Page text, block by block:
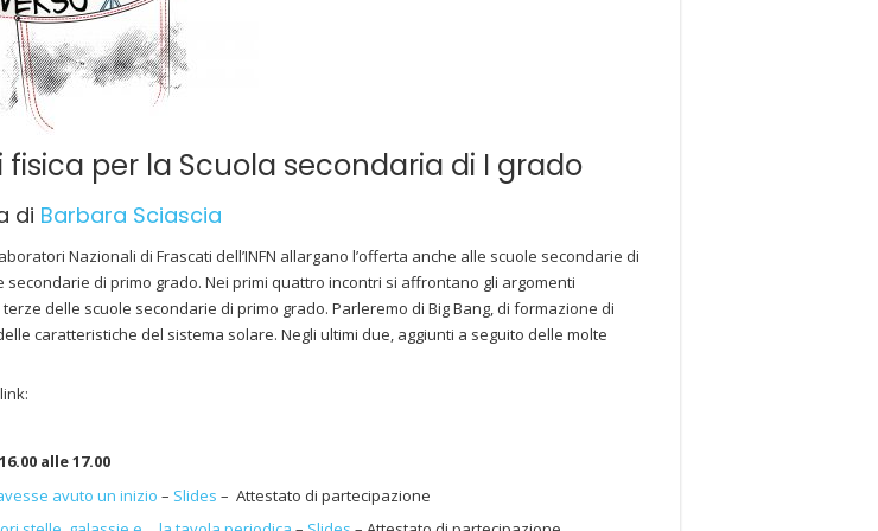
fisica per la Scuola secondaria di I grado
di Barbara Sciascia
Nazionali di Frascati dell’INFN allargano l’offerta anche alle scuole secondarie di
di primo grado. Nei primi quattro incontri si affrontano gli argomenti
delle scuole secondarie di primo grado. Parleremo di Big Bang, di formazione di
caratteristiche del sistema solare. Negli ultimi due, aggiunti a seguito delle molte
alle 17.00
avuto un inizio – Slides – Attestato di partecipazione